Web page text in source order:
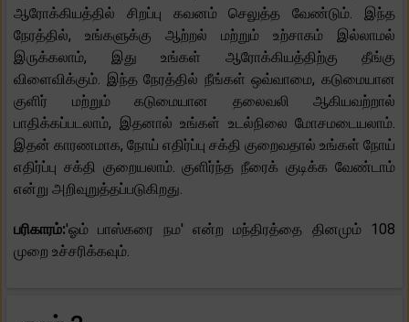
ஆரோக்கியத்தில் சிறப்பு கவனம் செலுத்த வேண்டும். இந்த
நேரத்தில், உங்களுக்கு ஆற்றல் மற்றும் உற்சாகம் இல்லாமல்
இருக்கலாம், இது உங்கள் ஆரோக்கியத்திற்கு தீங்கு
விளைவிக்கும். இந்த நேரத்தில் நீங்கள் ஒவ்வாமை, கடுமையான
குளிர் மற்றும் கடுமையான தலைவலி ஆகியவற்றால்
பாதிக்கப்படலாம், இதனால் உங்கள் உடல்நிலை மோசமடையலாம்.
இதன் காரணமாக, நோய் எதிர்ப்பு சக்தி குறைவதால் உங்கள் நோய்
எதிர்ப்பு சக்தி குறையலாம். குளிர்ந்த நீரைக் குடிக்க வேண்டாம்
என்று அறிவுறுத்தப்படுகிறது.
பரிகாரம்:'ஓம் பாஸ்கரை நம' என்ற மந்திரத்தை தினமும் 108
முறை உச்சரிக்கவும்.